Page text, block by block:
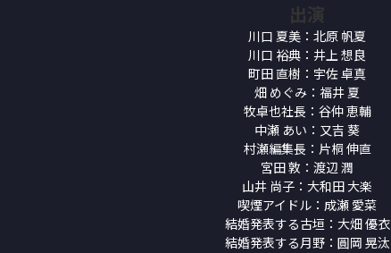
出演
川口 夏美：北原 帆夏
川口 裕典：井上 想良
町田 直樹：宇佐 卓真
畑 めぐみ：福井 夏
牧卓也社長：谷仲 恵輔
中瀬 あい：又吉 葵
村瀬編集長：片桐 伸直
宮田 敦：渡辺 潤
山井 尚子：大和田 大楽
喫煙アイドル：成瀬 愛菜
結婚発表する古垣：大畑 優衣
結婚発表する月野：圓岡 晃汰